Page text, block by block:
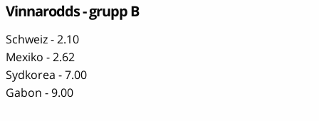
Vinnarodds - grupp B
Schweiz - 2.10
Mexiko - 2.62
Sydkorea - 7.00
Gabon - 9.00